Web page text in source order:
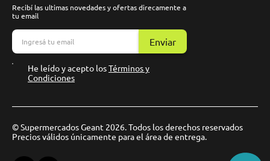
Recibí las ultimas novedades y ofertas direcamente a
tu email
Enviar
He leído y acepto losTérminos y
Condiciones
© Supermercados Geant 2026. Todos los derechos reservados
Precios válidos únicamente para el área de entrega.